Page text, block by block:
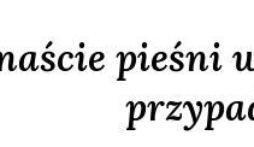
pieśni